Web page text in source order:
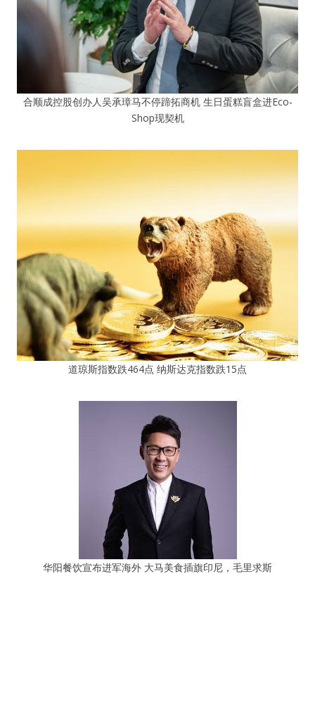
合顺成控股创办人吴承璋马不停蹄拓商机 生日蛋糕盲盒进Eco-
Shop现契机
道琼斯指数跌464点 纳斯达克指数跌15点
华阳餐饮宣布进军海外 大马美食插旗印尼，毛里求斯